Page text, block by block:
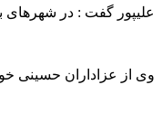
علیپور گفت : در شهرهای با رنگ
وی از عزاداران حسینی